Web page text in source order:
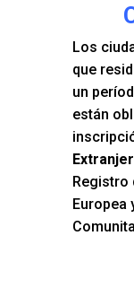
Los
que
un
están
Registro
Europea